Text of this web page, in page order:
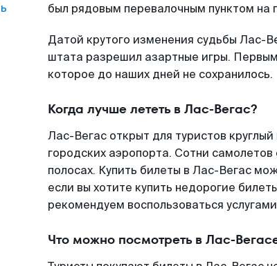
был рядовым перевалочным пунктом на
Датой крутого изменения судьбы Лас-
штата разрешил азартные игры.
которое до наших дней не сохранилось.
Когда лучше лететь в Лас-Вегас?
Лас-Вегас открыт для туристов
городских аэропорта. Сотни
полосах. Купить билеты в Лас-Вегас
если вы хотите купить недорогие
рекомендуем воспользоваться
Что можно посмотреть в Лас-